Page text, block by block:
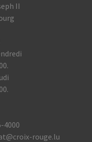
II
4000
rouge.lu